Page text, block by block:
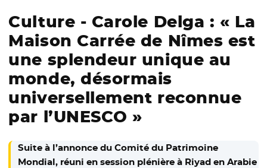
Culture - Carole Delga : « La
Maison Carrée de Nîmes est
une splendeur unique au
monde, désormais
universellement reconnue
par l’UNESCO »
Suite à l’annonce du Comité du Patrimoine
Mondial, réuni en session plénière à Riyad en Arabie